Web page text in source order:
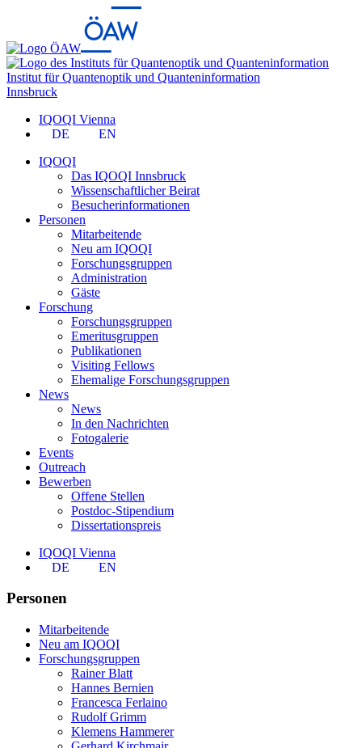
Institut für Quantenoptik und Quanteninformation
Innsbruck
IQOQI Vienna
DE
EN
IQOQI
Das IQOQI Innsbruck
Wissenschaftlicher Beirat
Besucherinformationen
Personen
Mitarbeitende
Neu am IQOQI
Forschungsgruppen
Administration
Gäste
Forschung
Forschungsgruppen
Emeritusgruppen
Publikationen
Visiting Fellows
Ehemalige Forschungsgruppen
News
News
In den Nachrichten
Fotogalerie
Events
Outreach
Bewerben
Offene Stellen
Postdoc-Stipendium
Dissertationspreis
IQOQI Vienna
DE
EN
Personen
Mitarbeitende
Neu am IQOQI
Forschungsgruppen
Rainer Blatt
Hannes Bernien
Francesca Ferlaino
Rudolf Grimm
Klemens Hammerer